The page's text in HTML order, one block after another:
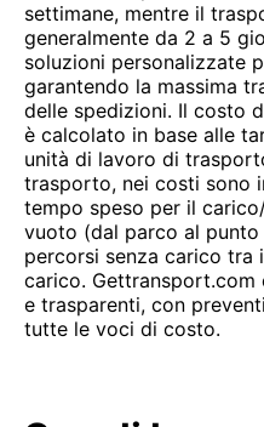
settimane, mentre il
generalmente da 2 a 5
soluzioni personalizzate
garantendo la massima
delle spedizioni. Il costo
è calcolato in base alle
unità di lavoro di
trasporto, nei costi sono
tempo speso per il
vuoto (dal parco al
percorsi senza carico tra
carico.
e trasparenti, con
tutte le voci di costo.